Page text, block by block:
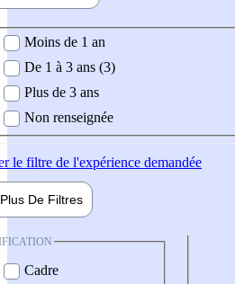
demandée
Moins de 1 an
De 1 à 3 ans (3)
Plus de 3 ans
Non renseignée
le filtre de l'expérience demandée
Plus De Filtres
Cadre